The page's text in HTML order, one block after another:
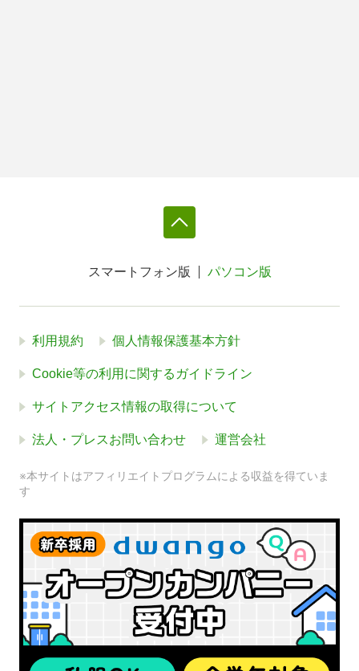
スマートフォン版 パソコン版
利用規約 個人情報保護基本方針
Cookie等の利用に関するガイドライン
サイトアクセス情報の取得について
法人・プレスお問い合わせ 運営会社
※本サイトはアフィリエイトプログラムによる収益を得ていま
す